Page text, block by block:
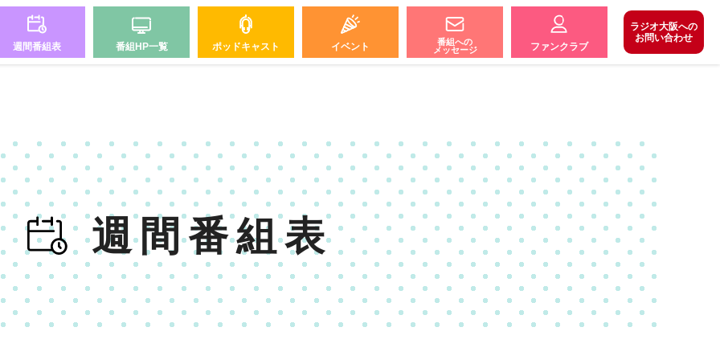
週間番組表 番組HP一覧 ポッドキャスト イベント
番組への
メッセージ
ファンクラブ
ラジオ大阪への
お問い合わせ
週間番組表